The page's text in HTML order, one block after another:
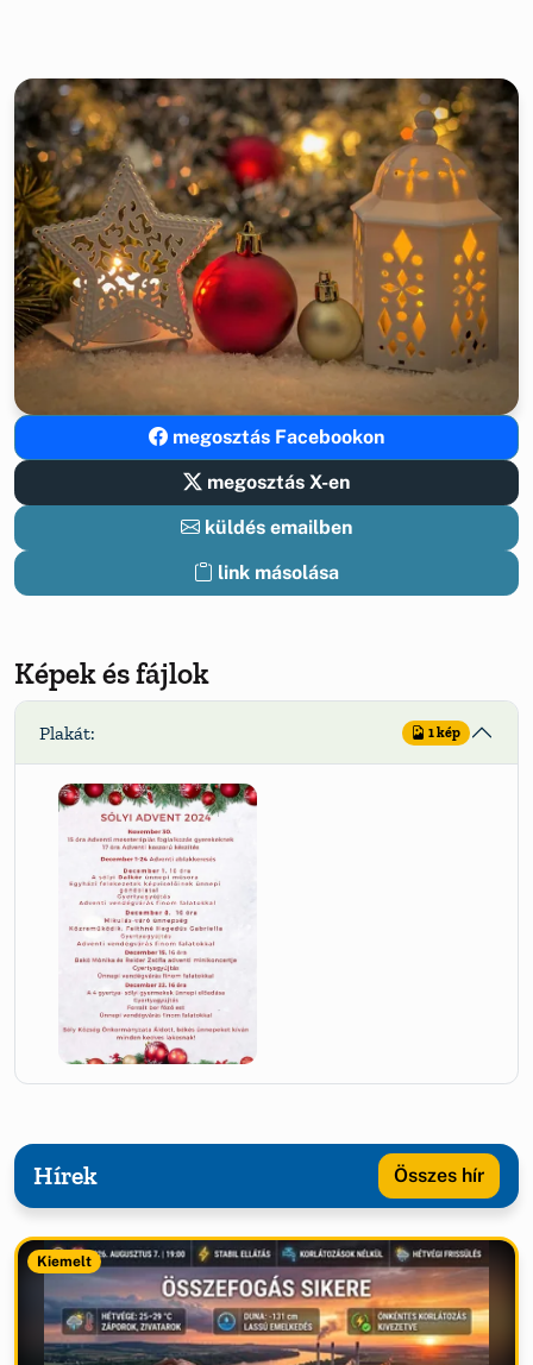
megosztás Facebookon
megosztás X-en
küldés emailben
link másolása
Képek és fájlok
Plakát: 1 kép
Hírek Összes hír
Kiemelt